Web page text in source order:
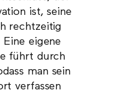
ist, seine
rechtzeitig
Eine eigene
führt durch
man sein
verfassen